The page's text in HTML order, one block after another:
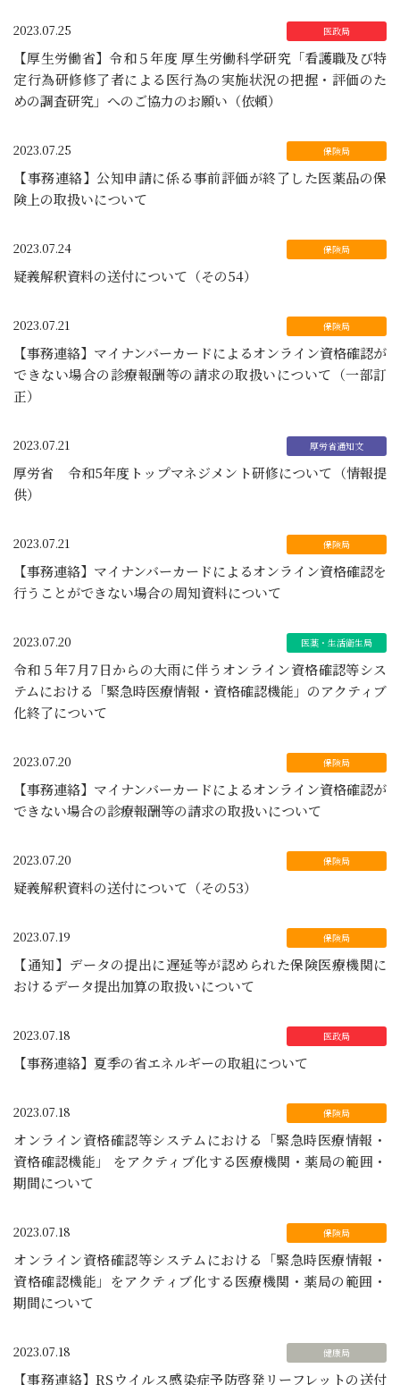
2023.07.25
【厚生労働省】令和５年度 厚生労働科学研究「看護職及び特
定行為研修修了者による医行為の実施状況の把握・評価のた
めの調査研究」へのご協力のお願い（依頼）
2023.07.25
【事務連絡】公知申請に係る事前評価が終了した医薬品の保
険上の取扱いについて
2023.07.24
疑義解釈資料の送付について（その54）
2023.07.21
【事務連絡】マイナンバーカードによるオンライン資格確認が
できない場合の診療報酬等の請求の取扱いについて（一部訂
正）
2023.07.21
厚労省 令和5年度トップマネジメント研修について（情報提
供）
2023.07.21
【事務連絡】マイナンバーカードによるオンライン資格確認を
行うことができない場合の周知資料について
2023.07.20
令和５年7月7日からの大雨に伴うオンライン資格確認等シス
テムにおける「緊急時医療情報・資格確認機能」のアクティブ
化終了について
2023.07.20
【事務連絡】マイナンバーカードによるオンライン資格確認が
できない場合の診療報酬等の請求の取扱いについて
2023.07.20
疑義解釈資料の送付について（その53）
2023.07.19
【通知】データの提出に遅延等が認められた保険医療機関に
おけるデータ提出加算の取扱いについて
2023.07.18
【事務連絡】夏季の省エネルギーの取組について
2023.07.18
オンライン資格確認等システムにおける「緊急時医療情報・
資格確認機能」 をアクティブ化する医療機関・薬局の範囲・
期間について
2023.07.18
オンライン資格確認等システムにおける「緊急時医療情報・
資格確認機能」をアクティブ化する医療機関・薬局の範囲・
期間について
2023.07.18
【事務連絡】RSウイルス感染症予防啓発リーフレットの送付